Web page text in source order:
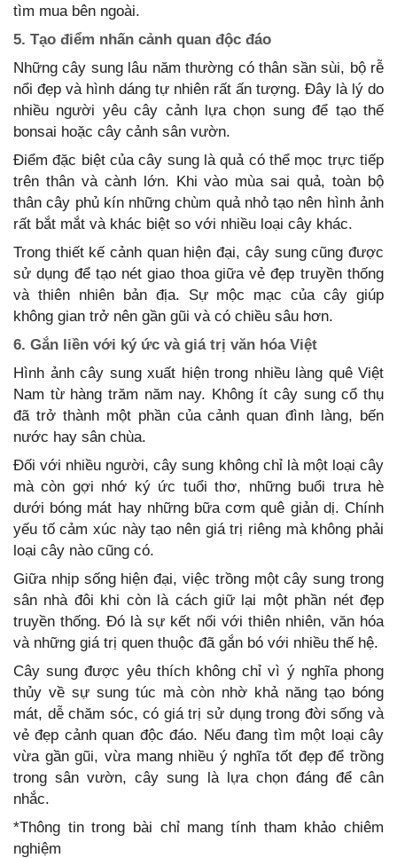
tìm mua bên ngoài.
5. Tạo điểm nhấn cảnh quan độc đáo
Những cây sung lâu năm thường có thân sần sùi, bộ rễ
nổi đẹp và hình dáng tự nhiên rất ấn tượng. Đây là lý do
nhiều người yêu cây cảnh lựa chọn sung để tạo thế
bonsai hoặc cây cảnh sân vườn.
Điểm đặc biệt của cây sung là quả có thể mọc trực tiếp
trên thân và cành lớn. Khi vào mùa sai quả, toàn bộ
thân cây phủ kín những chùm quả nhỏ tạo nên hình ảnh
rất bắt mắt và khác biệt so với nhiều loại cây khác.
Trong thiết kế cảnh quan hiện đại, cây sung cũng được
sử dụng để tạo nét giao thoa giữa vẻ đẹp truyền thống
và thiên nhiên bản địa. Sự mộc mạc của cây giúp
không gian trở nên gần gũi và có chiều sâu hơn.
6. Gắn liền với ký ức và giá trị văn hóa Việt
Hình ảnh cây sung xuất hiện trong nhiều làng quê Việt
Nam từ hàng trăm năm nay. Không ít cây sung cổ thụ
đã trở thành một phần của cảnh quan đình làng, bến
nước hay sân chùa.
Đối với nhiều người, cây sung không chỉ là một loại cây
mà còn gợi nhớ ký ức tuổi thơ, những buổi trưa hè
dưới bóng mát hay những bữa cơm quê giản dị. Chính
yếu tố cảm xúc này tạo nên giá trị riêng mà không phải
loại cây nào cũng có.
Giữa nhịp sống hiện đại, việc trồng một cây sung trong
sân nhà đôi khi còn là cách giữ lại một phần nét đẹp
truyền thống. Đó là sự kết nối với thiên nhiên, văn hóa
và những giá trị quen thuộc đã gắn bó với nhiều thế hệ.
Cây sung được yêu thích không chỉ vì ý nghĩa phong
thủy về sự sung túc mà còn nhờ khả năng tạo bóng
mát, dễ chăm sóc, có giá trị sử dụng trong đời sống và
vẻ đẹp cảnh quan độc đáo. Nếu đang tìm một loại cây
vừa gần gũi, vừa mang nhiều ý nghĩa tốt đẹp để trồng
trong sân vườn, cây sung là lựa chọn đáng để cân
nhắc.
*Thông tin trong bài chỉ mang tính tham khảo chiêm
nghiệm